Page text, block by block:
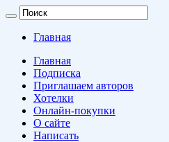
Главная
Главная
Подписка
Приглашаем авторов
Хотелки
Онлайн-покупки
О сайте
Написать